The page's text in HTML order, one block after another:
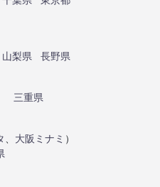
山梨県
長野県
三重県
大阪ミナミ ）